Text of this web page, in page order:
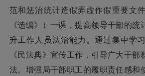
范和惩治统计造假弄虚作假重要文
《选编》）一课，提高领导干部的统
升工作人员法治能力。通过集中学
《民法典》宣传工作，引导广大干部
法。增强局干部职工的履职责任感和